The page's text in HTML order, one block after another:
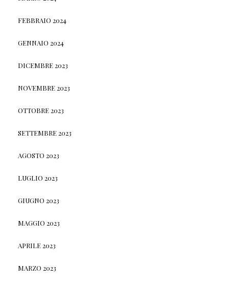
FEBBRAIO 2024
GENNAIO 2024
DICEMBRE 2023
NOVEMBRE 2023
OTTOBRE 2023
SETTEMBRE 2023
AGOSTO 2023
LUGLIO 2023
GIUGNO 2023
MAGGIO 2023
APRILE 2023
MARZO 2023